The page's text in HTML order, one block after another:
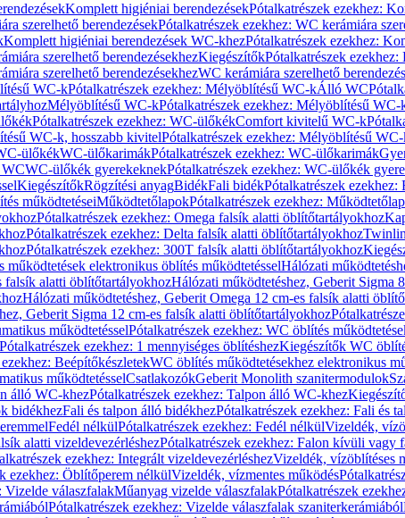
Komplett higiéniai berendezésekPótalkatrészek ezekhez:
szerelhető berendezésekPótalkatrészek ezekhez: WC kerámiára
Komplett higiéniai berendezések WC-khezPótalkatrészek ezekhez:
szerelhető berendezésekhezKiegészítőkPótalkatrészek
szerelhető berendezésekhezWC kerámiára szerelhető
WC-kPótalkatrészek ezekhez: Mélyöblítésű WC-kÁlló WC
Mélyöblítésű WC-kPótalkatrészek ezekhez: Mélyöblítésű WC-
Pótalkatrészek ezekhez: WC-ülőkékComfort kivitelű WC-k
WC-k, hosszabb kivitelPótalkatrészek ezekhez: Mélyöblítésű
ülőkékWC-ülőkarimákPótalkatrészek ezekhez: WC-ülőkarimák
WCWC-ülőkék gyerekeknekPótalkatrészek ezekhez: WC-ülőkék
KiegészítőkRögzítési anyagBidékFali bidékPótalkatrészek ezekhez:
működtetéseiMűködtetőlapokPótalkatrészek ezekhez:
Pótalkatrészek ezekhez: Omega falsík alatti öblítőtartályokhoz
Pótalkatrészek ezekhez: Delta falsík alatti öblítőtartályokhoz
Pótalkatrészek ezekhez: 300T falsík alatti öblítőtartályokhoz
működtetések elektronikus öblítés működtetésselHálózati
falsík alatti öblítőtartályokhozHálózati működtetéshez, Geberit Sigma
Hálózati működtetéshez, Geberit Omega 12 cm-es falsík alatti
Geberit Sigma 12 cm-es falsík alatti öblítőtartályokhoz
működtetésselPótalkatrészek ezekhez: WC öblítés
Pótalkatrészek ezekhez: 1 mennyiséges öblítéshezKiegészítők WC
BeépítőkészletekWC öblítés működtetésekhez elektronikus
működtetésselCsatlakozókGeberit Monolith szanitermodulok
álló WC-khezPótalkatrészek ezekhez: Talpon álló WC-khez
bidékhezFali és talpon álló bidékhezPótalkatrészek ezekhez: Fali és
Fedél nélkülPótalkatrészek ezekhez: Fedél nélkülVizeldék,
alatti vizeldevezérléshezPótalkatrészek ezekhez: Falon kívüli vagy
ezekhez: Integrált vizeldevezérléshezVizeldék, vízöblítéses
ezekhez: Öblítőperem nélkülVizeldék, vízmentes működés
Vizelde válaszfalakMűanyag vizelde válaszfalakPótalkatrészek
Pótalkatrészek ezekhez: Vizelde válaszfalak szaniterkerámiából